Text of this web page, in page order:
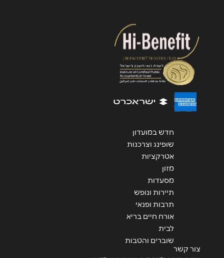
שליחה
חדש במועדון
שופינג וצרכנות
אטרקציות
מזון
מסעדות
תיירות ונופש
תרבות ופנאי
אורח חיים בריא
לבית
שוברים והטבות
צור קשר